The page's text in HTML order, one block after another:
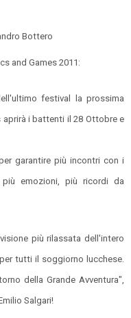
Bottero
and Games 2011:
festival la prossima
i battenti il 28 Ottobre e
garantire più incontri con i
emozioni, più ricordi da
più rilassata dell'intero
tutti il soggiorno lucchese.
della Grande Avventura",
Salgari!